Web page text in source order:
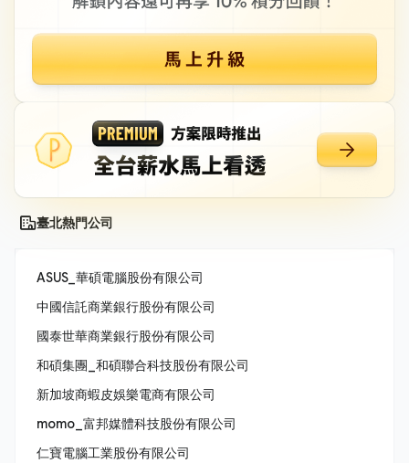
臺北熱門公司
ASUS_華碩電腦股份有限公司
中國信託商業銀行股份有限公司
國泰世華商業銀行股份有限公司
和碩集團_和碩聯合科技股份有限公司
新加坡商蝦皮娛樂電商有限公司
momo_富邦媒體科技股份有限公司
仁寶電腦工業股份有限公司